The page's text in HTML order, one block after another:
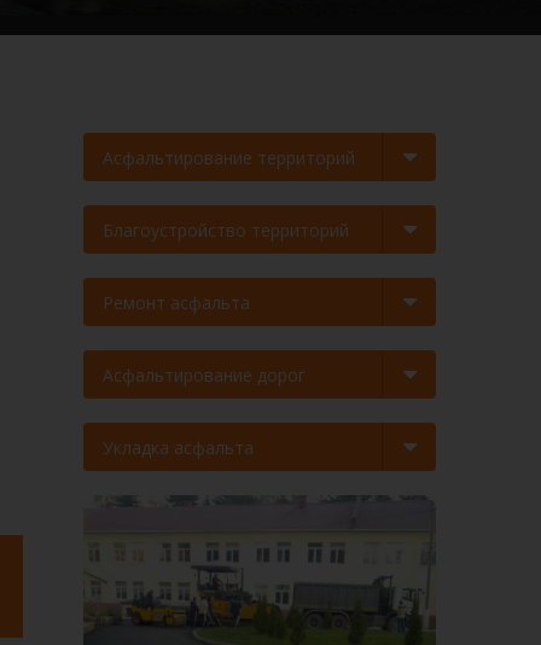
Асфальтирование территорий
Благоустройство территорий
Ремонт асфальта
Асфальтирование дорог
Укладка асфальта